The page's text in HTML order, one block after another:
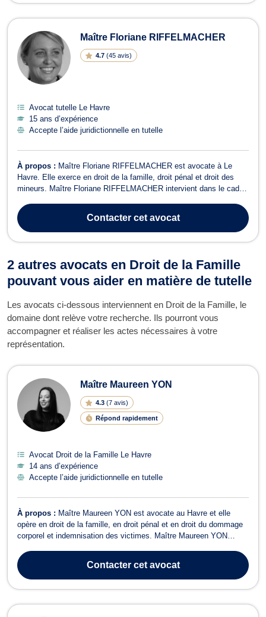
Maître Floriane RIFFELMACHER
4.7 (45 avis)
Avocat tutelle Le Havre
15 ans d’expérience
Accepte l’aide juridictionnelle en tutelle
À propos : Maître Floriane RIFFELMACHER est avocate à Le
Havre. Elle exerce en droit de la famille, droit pénal et droit des
mineurs. Maître Floriane RIFFELMACHER intervient dans le cadre
dans la procédure d’octroi de tutelle, d’adoption, d’obtention de
pension alimentai...
Contactercet avocat
2 autres avocats en Droit de la Famille
pouvant vous aider en matière de tutelle
Les avocats ci-dessous interviennent en Droit de la Famille, le
domaine dont relève votre recherche. Ils pourront vous
accompagner et réaliser les actes nécessaires à votre
représentation.
Maître Maureen YON
4.3 (7 avis)
Répond rapidement
Avocat Droit de la Famille Le Havre
14 ans d’expérience
Accepte l’aide juridictionnelle en tutelle
À propos : Maître Maureen YON est avocate au Havre et elle
opère en droit de la famille, en droit pénal et en droit du dommage
corporel et indemnisation des victimes. Maître Maureen YON
matière de procédure de divorce à l’amiable (par consentement
mutuel) ou divorce judici...Contactercet avocat